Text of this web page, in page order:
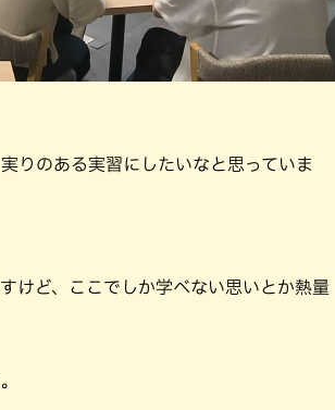
りのある実習にしたいなと思っていま
けど、ここでしか学べない思いとか熱量